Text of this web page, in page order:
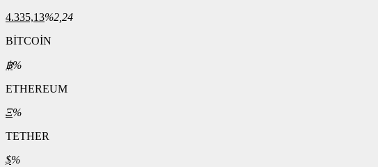
4.335,13%2,24
BİTCOİN
฿%
ETHEREUM
Ξ%
TETHER
$%